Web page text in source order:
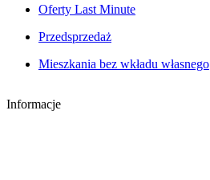
Oferty Last Minute
Przedsprzedaż
Mieszkania bez wkładu własnego
Informacje